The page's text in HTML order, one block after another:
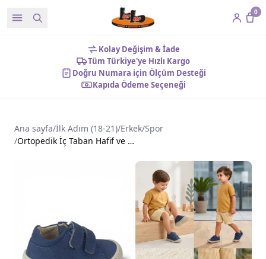
0
Kolay Değişim & İade
Tüm Türkiye'ye Hızlı Kargo
Doğru Numara için Ölçüm Desteği
Kapıda Ödeme Seçeneği
Ana sayfa/İlk Adım (18-21)/Erkek/Spor
/
Ortopedik İç Taban Hafif ve Esnek Taban İlk Adım Ayakkabı